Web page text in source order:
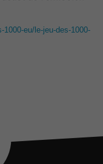
eu/le-jeu-des-1000-